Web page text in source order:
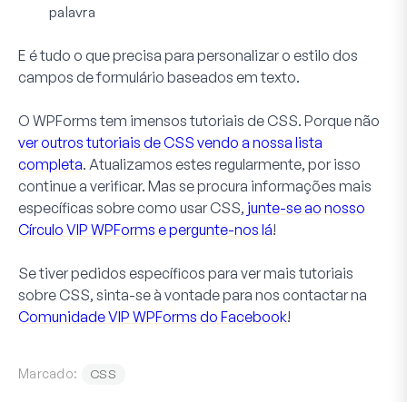
palavra
E é tudo o que precisa para personalizar o estilo dos
campos de formulário baseados em texto.
O WPForms tem imensos tutoriais de CSS. Porque não
ver outros tutoriais de CSS vendo a nossa lista
completa. Atualizamos estes regularmente, por isso
continue a verificar. Mas se procura informações mais
específicas sobre como usar CSS, junte-se ao nosso
Círculo VIP WPForms e pergunte-nos lá!
Se tiver pedidos específicos para ver mais tutoriais
sobre CSS, sinta-se à vontade para nos contactar na
Comunidade VIP WPForms do Facebook!
Marcado: CSS